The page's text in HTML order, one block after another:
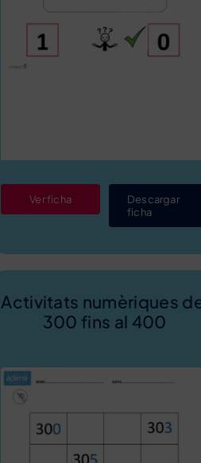
Ver ficha
Descargar
ficha
Activitats numèriques
300 fins al 400